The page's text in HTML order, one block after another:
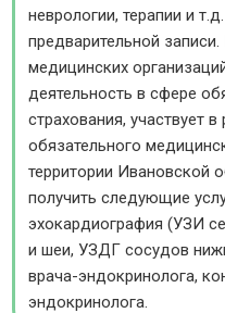
неврологии, терапии и
предварительной
медицинских
деятельность в сфере
страхования, участвует
обязательного
территории Ивановской
получить следующие
эхокардиография (УЗИ
и шеи, УЗДГ сосудов
врача-эндокринолога,
эндокринолога.